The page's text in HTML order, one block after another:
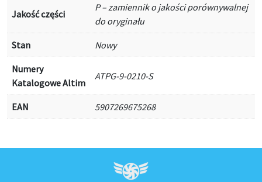
Jakość części
P – zamiennik o jakości porównywalnej
do oryginału
Stan Nowy
Numery
Katalogowe Altim
ATPG-9-0210-S
EAN 5907269675268